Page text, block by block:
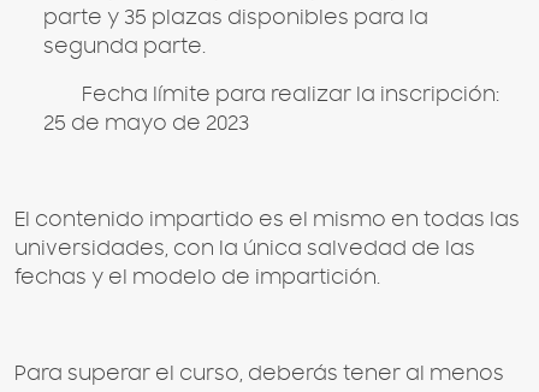
parte y 35 plazas disponibles para la
segunda parte.
Fecha límite para realizar la inscripción:
25 de mayo de 2023
El contenido impartido es el mismo en todas las
universidades, con la única salvedad de las
fechas y el modelo de impartición.
Para superar el curso, deberás tener al menos